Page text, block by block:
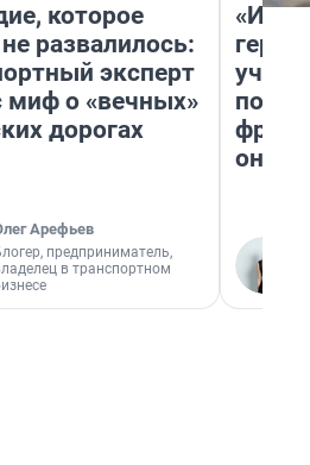
которое
развалилось:
эксперт
миф о «вечных»
дорогах
Арефьев
предприниматель,
в транспортном
учит
она